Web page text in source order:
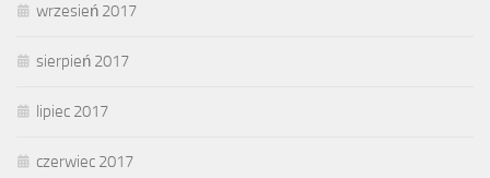
wrzesień 2017
sierpień 2017
lipiec 2017
czerwiec 2017